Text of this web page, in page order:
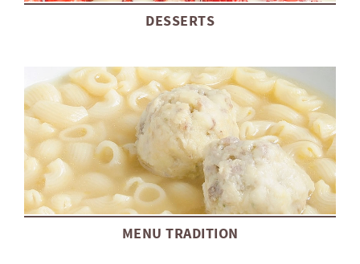
DESSERTS
MENU TRADITION